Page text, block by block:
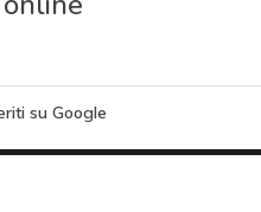
su Google